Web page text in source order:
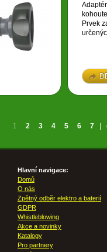
Prvek
1 2 3 4 5 6 7
Hlavní navigace:
Domů
O nás
Zpětný odběr elektro a baterií
GDPR
Whistleblowing
Akce a novinky
Katalogy
Pro partnery